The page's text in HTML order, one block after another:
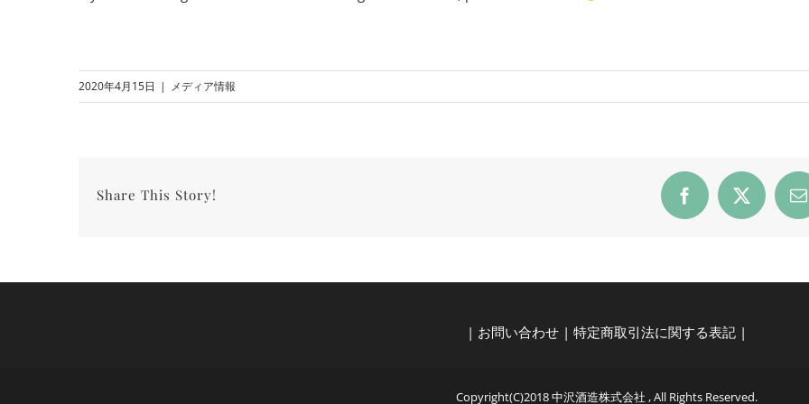
2020年4月15日 | メディア情報
Share This Story! Facebook
X
| お問い合わせ | 特定商取引法に関する表記 |
Copyright(C)2018 中沢酒造株式会社 , All Rights Reserved.